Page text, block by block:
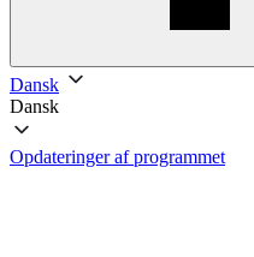
Dansk
Dansk
Opdateringer af programmet